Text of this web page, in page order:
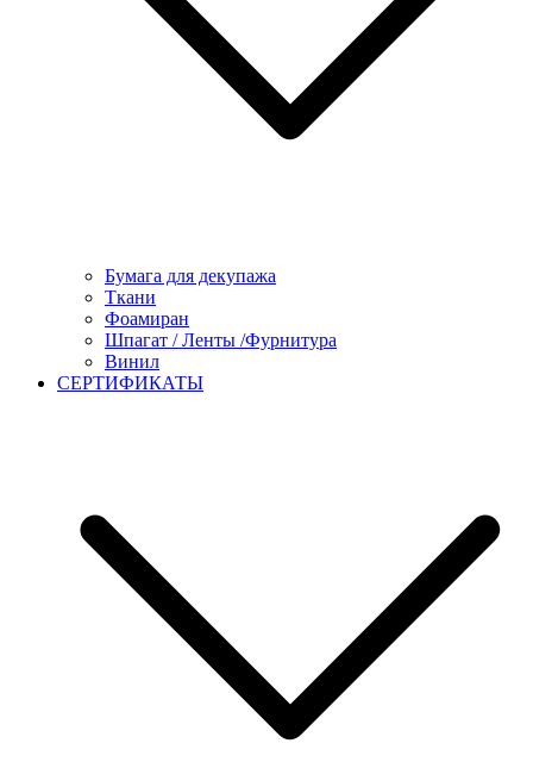
Бумага для декупажа
Ткани
Фоамиран
Шпагат / Ленты /Фурнитура
Винил
СЕРТИФИКАТЫ